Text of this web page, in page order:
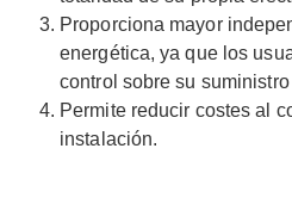
Proporciona mayor
energética, ya que los
control sobre su
Permite reducir costes al
instalación.